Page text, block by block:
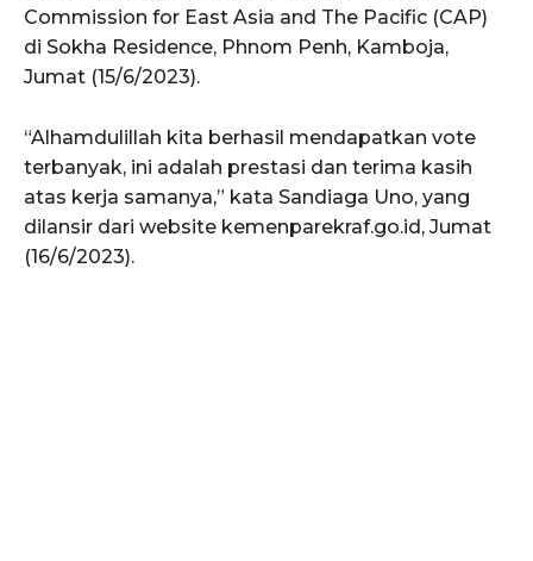
Commission for East Asia and The Pacific (CAP)
di Sokha Residence, Phnom Penh, Kamboja,
Jumat (15/6/2023).
“Alhamdulillah kita berhasil mendapatkan vote
terbanyak, ini adalah prestasi dan terima kasih
atas kerja samanya,” kata Sandiaga Uno, yang
dilansir dari website kemenparekraf.go.id, Jumat
(16/6/2023).